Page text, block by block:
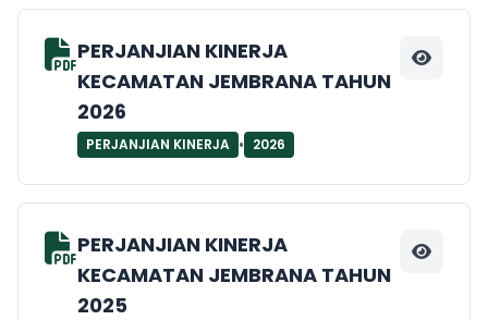
PERJANJIAN KINERJA
KECAMATAN JEMBRANA TAHUN
2026
PERJANJIAN KINERJA • 2026
PERJANJIAN KINERJA
KECAMATAN JEMBRANA TAHUN
2025